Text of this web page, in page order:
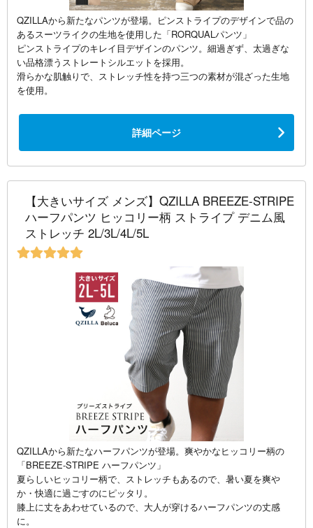
QZILLAから新たなパンツが登場。ピンストライプのデザインで品の
あるスーツライクの生地を使用した「RORQUALパンツ」
ピンストライプのキレイ目デザインのパンツ。細過ぎず、太過ぎな
い品格漂うストレートシルエットを採用。
滑らかな肌触りで、ストレッチ性を持つ三つの素材が混ざった生地
を使用。
詳細ページ
【大きいサイズ メンズ】QZILLA BREEZE-STRIPE
ハーフパンツ ヒッコリー柄 ストライプ デニム風
ストレッチ 2L/3L/4L/5L
QZILLAから新たなハーフパンツが登場。爽やかなヒッコリー柄の
「BREEZE-STRIPE ハーフパンツ」
夏らしいヒッコリー柄で、ストレッチもあるので、暑い夏を爽や
か・快適に過ごすのにピッタリ。
膝上に丈をあわせているので、大人が穿けるハーフパンツの丈感
に。